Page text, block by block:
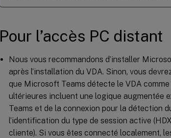
Pour l’accès PC distant
Nous vous recommandons d’installer
après l’installation du VDA. Sinon, vous
que Microsoft Teams détecte le VDA
ultérieures incluent une logique augmentée
Teams et de la connexion pour la détection
l’identification du type de session active
cliente). Si vous êtes connecté localement,